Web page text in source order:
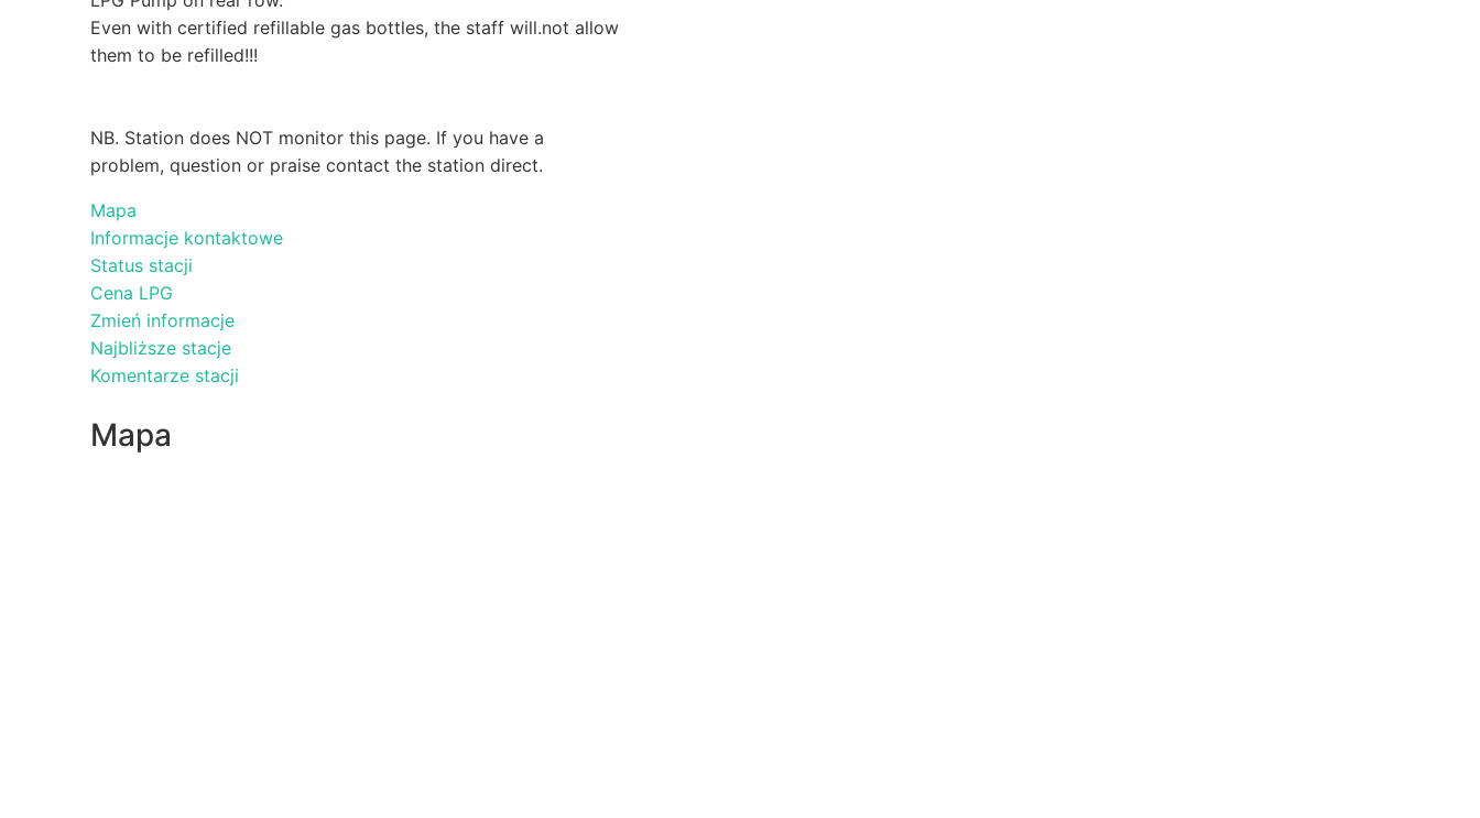
Even with certified refillable gas bottles, the staff will.not allow
them to be refilled!!!
NB. Station does NOT monitor this page. If you have a
problem, question or praise contact the station direct.
Mapa
Informacje kontaktowe
Status stacji
Cena LPG
Zmień informacje
Najbliższe stacje
Komentarze stacji
Mapa